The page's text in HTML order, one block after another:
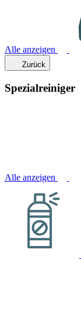
Alle anzeigen
Zurück
Spezialreiniger
Alle anzeigen